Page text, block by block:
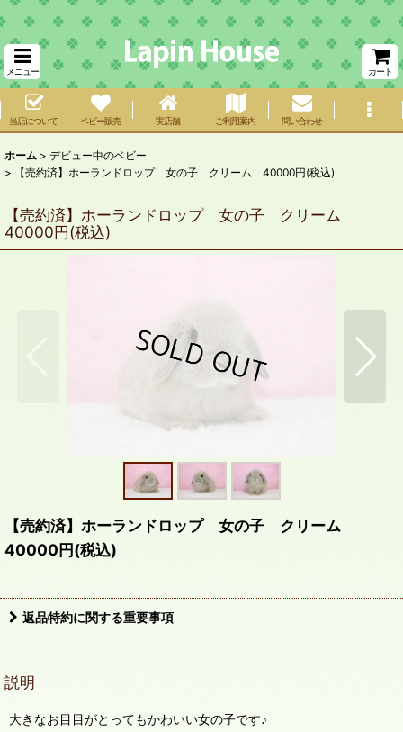
メニュー カート
当店について ベビー販売 実店舗 ご利用案内 問い合わせ
ホーム > デビュー中のベビー
>
【売約済】ホーランドロップ 女の子 クリーム 40000円(税込)
【売約済】ホーランドロップ 女の子 クリーム
40000円(税込)
【売約済】ホーランドロップ 女の子 クリーム
40000円(税込)
返品特約に関する重要事項
説明
大きなお目目がとってもかわいい女の子です♪